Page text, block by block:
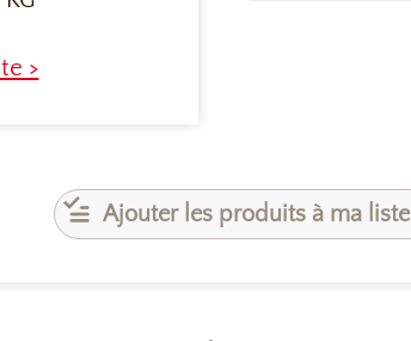
>
Ajouter les produits à ma liste